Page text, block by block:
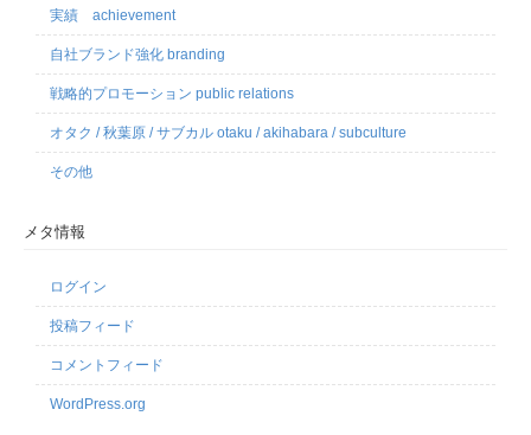
実績 achievement
自社ブランド強化 branding
戦略的プロモーション public relations
オタク / 秋葉原 / サブカル otaku / akihabara / subculture
その他
メタ情報
ログイン
投稿フィード
コメントフィード
WordPress.org